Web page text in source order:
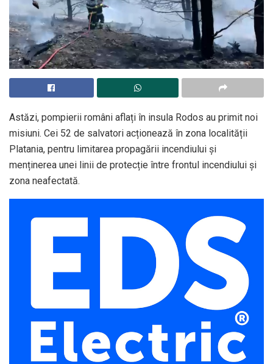
Astăzi, pompierii români aflați în insula Rodos au primit noi
misiuni. Cei 52 de salvatori acționează în zona localității
Platania, pentru limitarea propagării incendiului și
menținerea unei linii de protecție între frontul incendiului și
zona neafectată.